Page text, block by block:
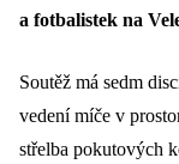
a fotbalistek na
Soutěž má sedm
vedení míče v
střelba pokutových